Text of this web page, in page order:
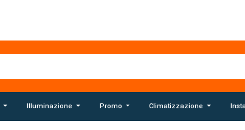
Illuminazione Promo Climatizzazione